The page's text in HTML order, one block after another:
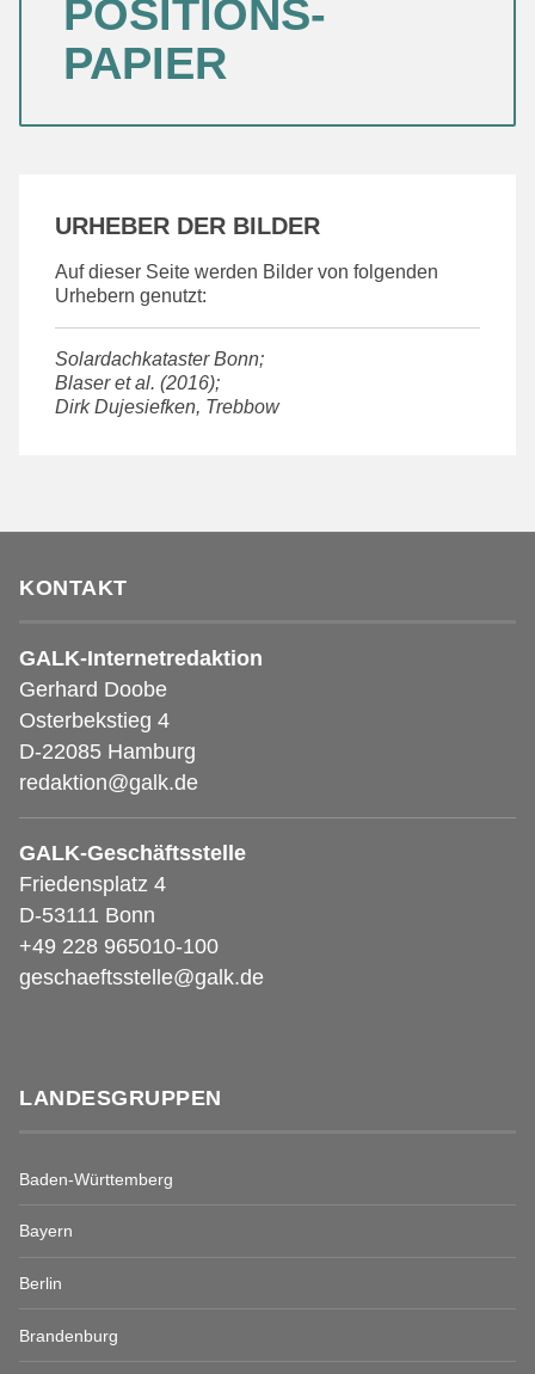
POSITIONS-
PAPIER
URHEBER DER BILDER
Auf dieser Seite werden Bilder von folgenden
Urhebern genutzt:
Solardachkataster Bonn;
Blaser et al. (2016);
Dirk Dujesiefken, Trebbow
KONTAKT
GALK-Internetredaktion
Gerhard Doobe
Osterbekstieg 4
D-22085 Hamburg
redaktion@galk.de
GALK-Geschäftsstelle
Friedensplatz 4
D-53111 Bonn
+49 228 965010-100
geschaeftsstelle@galk.de
LANDESGRUPPEN
Baden-Württemberg
Bayern
Berlin
Brandenburg